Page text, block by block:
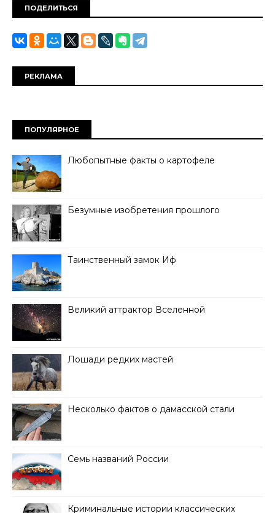
ПОДЕЛИТЬСЯ
РЕКЛАМА
ПОПУЛЯРНОЕ
Любопытные факты о картофеле
Безумные изобретения прошлого
Таинственный замок Иф
Великий аттрактор Вселенной
Лошади редких мастей
Несколько фактов о дамасской стали
Семь названий России
Криминальные истории классических